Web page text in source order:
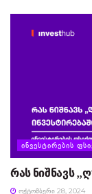
ᲘᲜᲕᲔᲡᲢᲘᲠᲔᲑᲘᲡ
რას ნიშნავს
ᲝᲥᲢᲝᲛᲑᲔᲠᲘ 28, 2024